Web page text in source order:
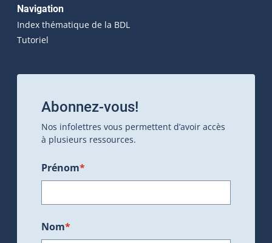
Navigation
Index thématique de la BDL
Tutoriel
Abonnez-vous!
Nos infolettres vous permettent d’avoir accès
à plusieurs ressources.
Prénom*
Nom*